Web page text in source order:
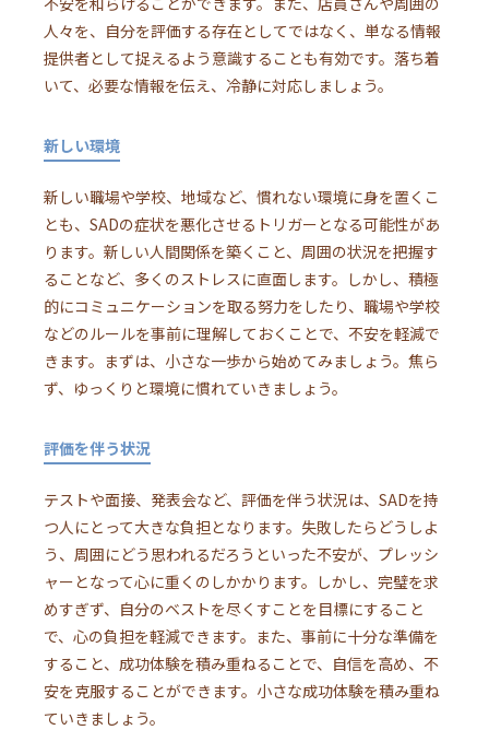
人々を、自分を評価する存在としてではなく、単なる情報
提供者として捉えるよう意識することも有効です。落ち着
いて、必要な情報を伝え、冷静に対応しましょう。
新しい環境
新しい職場や学校、地域など、慣れない環境に身を置くこ
とも、SADの症状を悪化させるトリガーとなる可能性があ
ります。新しい人間関係を築くこと、周囲の状況を把握す
ることなど、多くのストレスに直面します。しかし、積極
的にコミュニケーションを取る努力をしたり、職場や学校
などのルールを事前に理解しておくことで、不安を軽減で
きます。まずは、小さな一歩から始めてみましょう。焦ら
ず、ゆっくりと環境に慣れていきましょう。
評価を伴う状況
テストや面接、発表会など、評価を伴う状況は、SADを持
つ人にとって大きな負担となります。失敗したらどうしよ
う、周囲にどう思われるだろうといった不安が、プレッシ
ャーとなって心に重くのしかかります。しかし、完璧を求
めすぎず、自分のベストを尽くすことを目標にすること
で、心の負担を軽減できます。また、事前に十分な準備を
すること、成功体験を積み重ねることで、自信を高め、不
安を克服することができます。小さな成功体験を積み重ね
ていきましょう。